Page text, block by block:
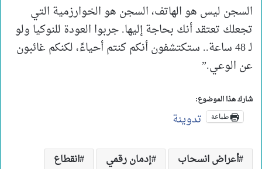
السجن ليس هو الهاتف، السجن هو الخوارزمية التي
تجعلك تعتقد أنك بحاجة إليها. جربوا العودة للنوكيا ولو
لـ 48 ساعة.. ستكتشفون أنكم كنتم أحياءً، لكنكم غائبون
عن الوعي.”
شارك هذا الموضوع:
طباعة تدوينة
أعراض انسحاب إدمان رقمي
انقطاع